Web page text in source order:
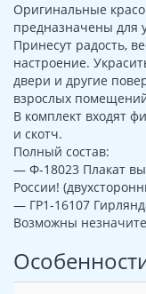
Оригинальные
предназначены для
Принесут радость,
настроение.
двери и другие
взрослых
В комплект входят
и скотч.
Полный состав:
— Ф-18023 Плакат
России!
— ГР1-16107
Возможны